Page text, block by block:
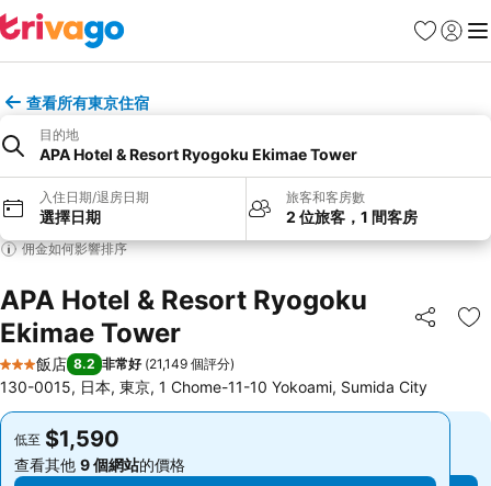
我的最愛
登入 選
查看所有東京住宿
目的地
APA Hotel & Resort Ryogoku Ekimae Tower
入住日期/退房日期
選擇日期
旅客和客房數
2 位旅客，1 間客房
佣金如何影響排序
APA Hotel & Resort Ryogoku
Ekimae Tower
分享 加
3 星級
飯店 8.2 非常好 (21,149 個評分)
130-0015, 日本, 東京, 1 Chome-11-10 Yokoami, Sumida City
低至 $1,590
查看其他 9 個網站的價格
低至 $1,590
查看其他 9 個網站的價格